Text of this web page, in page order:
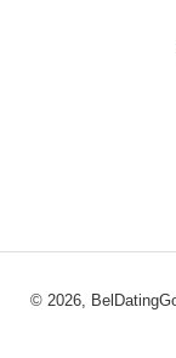
© 2026,